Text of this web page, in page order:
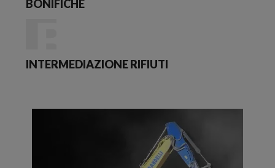
BONIFICHE
INTERMEDIAZIONE RIFIUTI